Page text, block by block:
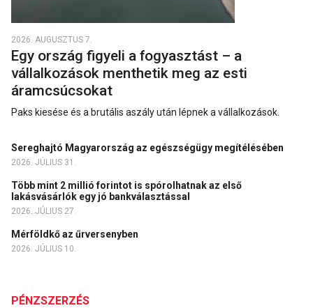
2026. AUGUSZTUS 7.
Egy ország figyeli a fogyasztást – a
vállalkozások menthetik meg az esti
áramcsúcsokat
Paks kiesése és a brutális aszály után lépnek a vállalkozások.
Sereghajtó Magyarország az egészségügy megítélésében
2026. JÚLIUS 31.
Több mint 2 millió forintot is spórolhatnak az első
lakásvásárlók egy jó bankválasztással
2026. JÚLIUS 27.
Mérföldkő az űrversenyben
2026. JÚLIUS 10.
PÉNZSZERZÉS